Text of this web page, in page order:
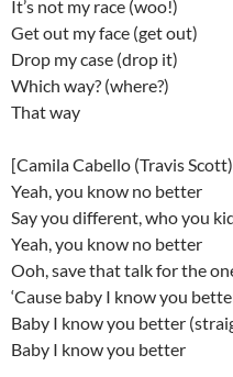
It’s not my race (woo!)
Get out my face (get out)
Drop my case (drop it)
Which way? (where?)
That way
[Camila Cabello (Travis
Yeah, you know no better
Say you different, who you
Yeah, you know no better
Ooh, save that talk for the
‘Cause baby I know you
Baby I know you better
Baby I know you better